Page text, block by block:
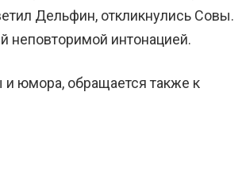
Дельфин, откликнулись Совы.
неповторимой интонацией.
юмора, обращается также к